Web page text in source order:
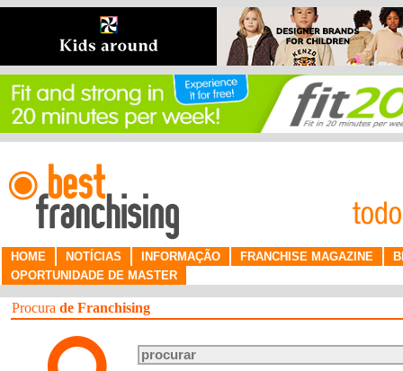
HOME NOTÍCIAS INFORMAÇÃO FRANCHISE MAGAZINE
OPORTUNIDADE DE MASTER
Procura de Franchising